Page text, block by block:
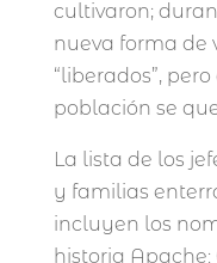
cultivaron;
nueva forma de
“liberados”,
población se
La lista de los
y familias
incluyen los
historia